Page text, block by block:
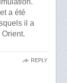
a été
il a
REPLY